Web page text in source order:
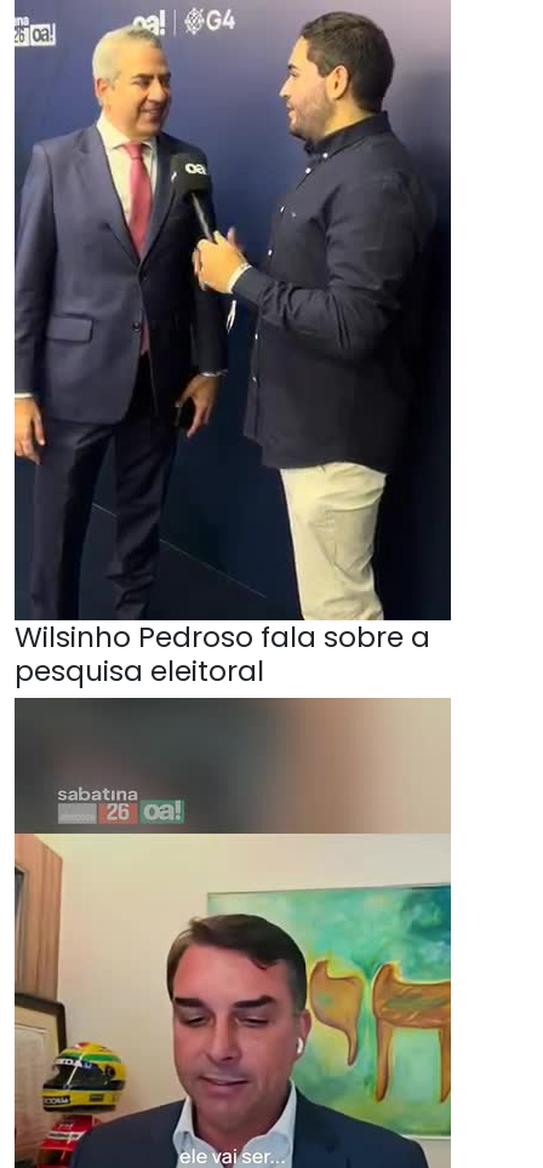
Wilsinho Pedroso fala sobre a
pesquisa eleitoral